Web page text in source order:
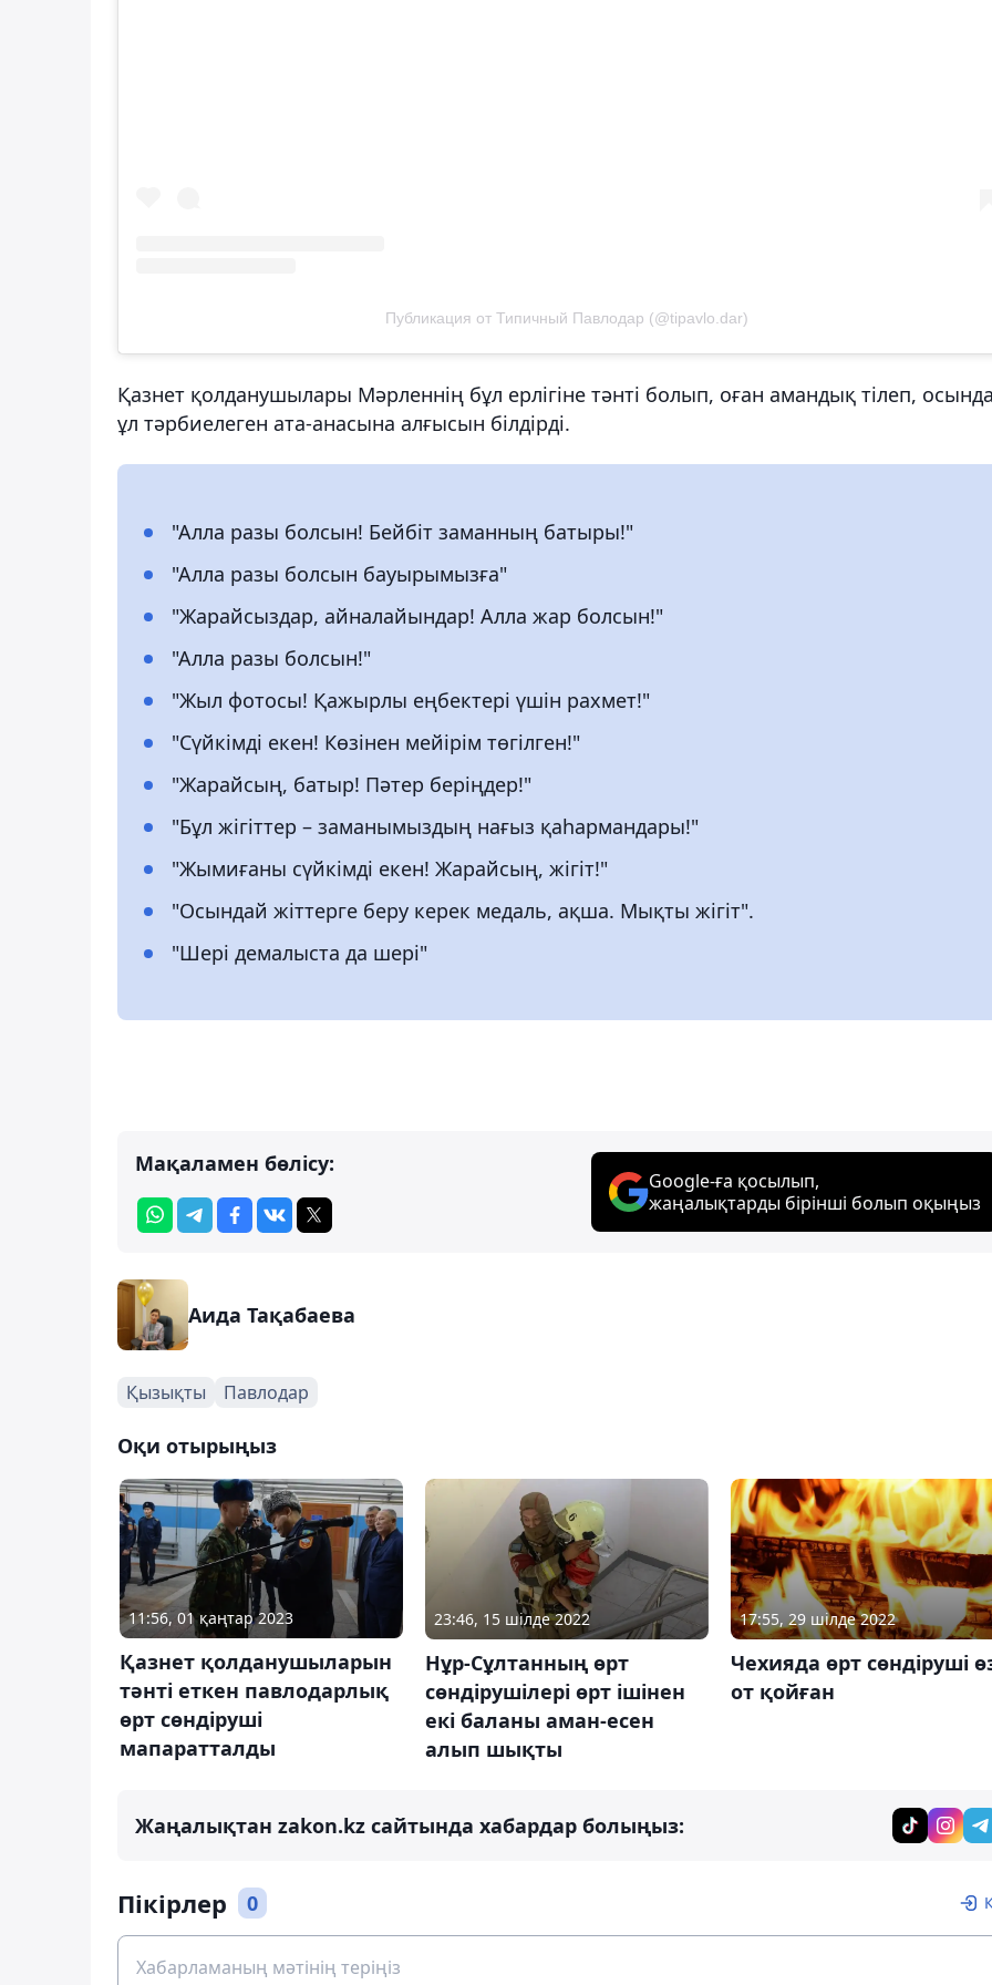
Публикация от Типичный Павлодар (@tipavlo.dar)
Қазнет қолданушылары Мәрленнің бұл ерлігіне тәнті болып, оған амандық тілеп,
ұл тәрбиелеген ата-анасына алғысын білдірді.
"Алла разы болсын! Бейбіт заманның батыры!"
"Алла разы болсын бауырымызға"
"Жарайсыздар, айналайындар! Алла жар болсын!"
"Алла разы болсын!"
"Жыл фотосы! Қажырлы еңбектері үшін рахмет!"
"Сүйкімді екен! Көзінен мейірім төгілген!"
"Жарайсың, батыр! Пәтер беріңдер!"
"Бұл жігіттер – заманымыздың нағыз қаһармандары!"
"Жымиғаны сүйкімді екен! Жарайсың, жігіт!"
"Осындай жіттерге беру керек медаль, ақша. Мықты жігіт".
"Шері демалыста да шері"
Мақаламен бөлісу:
Google-ға қосылып,
жаңалықтарды бірінші болып оқыңыз
Аида Тақабаева
Қызықты Павлодар
Оқи отырыңыз
11:56, 01 қаңтар 2023
Қазнет қолданушыларын
тәнті еткен павлодарлық
өрт сөндіруші
мапаратталды
23:46, 15 шілде 2022
Нұр-Сұлтанның өрт
сөндірушілері өрт ішінен
екі баланы аман-есен
алып шықты
17:55, 29 шілде 2022
Чехияда өрт сөндіруші
от қойған
Жаңалықтан zakon.kz сайтында хабардар болыңыз:
Пікірлер 0